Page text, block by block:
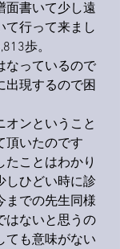
面書いて少し遠
て行って来まし
歩。
なっているので
出現するので困
オンということ
頂いたのです
ことはわかり
しひどい時に診
までの先生同様
はないと思うの
ても意味がない